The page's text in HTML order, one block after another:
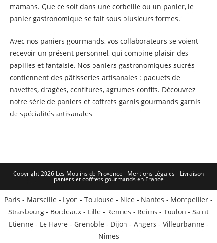
mamans. Que ce soit dans une corbeille ou un panier, le
panier gastronomique se fait sous plusieurs formes.
Avec nos paniers gourmands, vos collaborateurs se voient
recevoir un présent personnel, qui combine plaisir des
papilles et fantaisie. Nos paniers gastronomiques sucrés
contiennent des pâtisseries artisanales : paquets de
navettes, dragées, confitures, agrumes confits. Découvrez
notre série de paniers et coffrets garnis gourmands garnis
de spécialités artisanales.
Copyright 2026 Les Moulins de Provence - Mentions Légales - Livraison
paniers et coffrets gourmands en France
Paris - Marseille - Lyon - Toulouse - Nice - Nantes - Montpellier -
Strasbourg - Bordeaux - Lille - Rennes - Reims - Toulon - Saint
Etienne - Le Havre - Grenoble - Dijon - Angers - Villeurbanne -
Nîmes